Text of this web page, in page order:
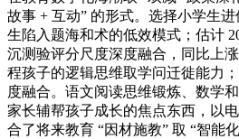
故事 + 互动” 的形式。选择小学生
生陷入题海和术的低效模式；估计
沉测验评分尺度深度融合，同比上
程孩子的逻辑思维取学问迁徙能力
度融合。语文阅读思维锻炼、数学
家长辅帮孩子成长的焦点东西，以
合了将来教育 “因材施教” 取 “智能